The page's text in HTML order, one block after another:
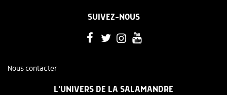
SUIVEZ-NOUS
Nous contacter
L'UNIVERS DE LA SALAMANDRE